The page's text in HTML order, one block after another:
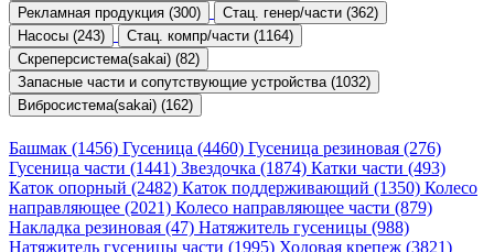
Рекламная продукция (300)
Стац. генер/части (362)
Насосы (243)
Стац. компр/части (1164)
Скреперсистема(sakai) (82)
Запасные части и сопутствующие устройства (1032)
Вибросистема(sakai) (162)
Башмак (1456) Гусеница (4460) Гусеница резиновая (276)
Гусеница части (1441) Звездочка (1874) Катки части (493)
Каток опорный (2482) Каток поддерживающий (1350) Колесо
направляющее (2021) Колесо направляющее части (879)
Накладка резиновая (47) Натяжитель гусеницы (988)
Натяжитель гусеницы части (1995) Ходовая крепеж (3821)